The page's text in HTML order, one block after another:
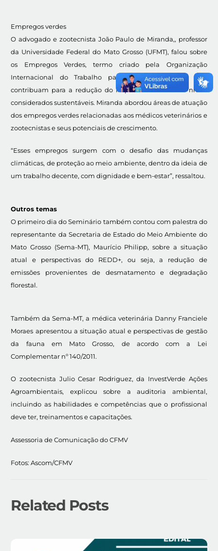
Empregos verdes
O advogado e zootecnista João Paulo de Miranda,, professor
da Universidade Federal do Mato Grosso (UFMT), falou sobre
os Empregos Verdes, termo criado pela Organização
Internacional do Trabalho para definir atividades que
contribuam para a redução do impacto ambiental a níveis
considerados sustentáveis. Miranda abordou áreas de atuação
dos empregos verdes relacionadas aos médicos veterinários e
zootecnistas e seus potenciais de crescimento.
“Esses empregos surgem com o desafio das mudanças
climáticas, de proteção ao meio ambiente, dentro da ideia de
um trabalho decente, com dignidade e bem-estar”, ressaltou.
Outros temas
O primeiro dia do Seminário também contou com palestra do
representante da Secretaria de Estado do Meio Ambiente do
Mato Grosso (Sema-MT), Maurício Philipp, sobre a situação
atual e perspectivas do REDD+, ou seja, a redução de
emissões provenientes de desmatamento e degradação
florestal.
Também da Sema-MT, a médica veterinária Danny Franciele
Moraes apresentou a situação atual e perspectivas de gestão
da fauna em Mato Grosso, de acordo com a Lei
Complementar nº 140/2011.
O zootecnista Julio Cesar Rodriguez, da InvestVerde Ações
Agroambientais, explicou sobre a auditoria ambiental,
incluindo as habilidades e competências que o profissional
deve ter, treinamentos e capacitações.
Assessoria de Comunicação do CFMV
Fotos: Ascom/CFMV
Related Posts